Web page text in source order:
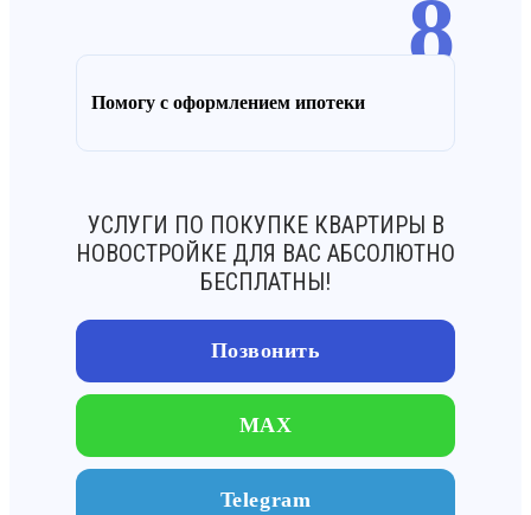
8
Помогу с оформлением ипотеки
УСЛУГИ ПО ПОКУПКЕ КВАРТИРЫ В
НОВОСТРОЙКЕ ДЛЯ ВАС АБСОЛЮТНО
БЕСПЛАТНЫ!
Позвонить
MAX
Telegram